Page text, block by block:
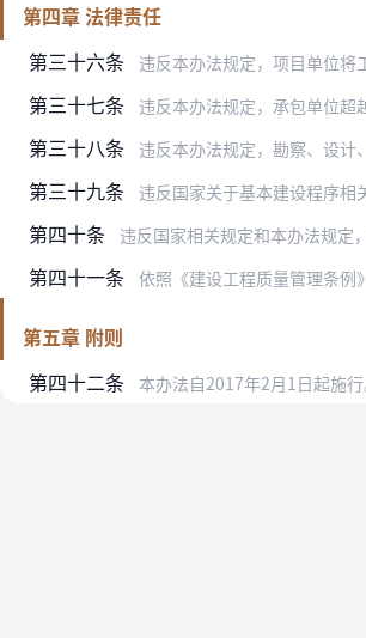
第四章 法律责任
第三十六条
违反本办法规定，项目单位将工程发包给不具有相应资质等级的勘察、设计、施工、工程监理单位的，依照《建设
第三十七条 违反本办法规定，承包单位超越资质等级承揽工程的，依照《建设工程质量管理条例》第六十条规定，责令停
第三十八条 违反本办法规定，勘察、设计、施工、工程监理单位允许其他单位或者个人以本单位名义承揽工程的，依照《建设
第三十九条 违反国家关于基本建设程序相关规定，项目单位未取得施工许可证或者开工报告未经批准，擅自施工的，依据《建
第四十条 违反国家相关规定和本办法规定，项目单位明示或者暗示设计、施工单位违反工程建设强制性标准、降低工程质量的，
第四十一条 依照《建设工程质量管理条例》规定给予单位罚款处罚的，对单位直接负责的主管人员和其他
第五章 附则
第四十二条
本办法自2017年2月1日起施行